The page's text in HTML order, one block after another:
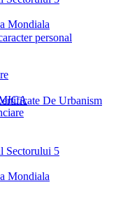
Mondiala
personal
De Urbanism
Sectorului 5
Mondiala